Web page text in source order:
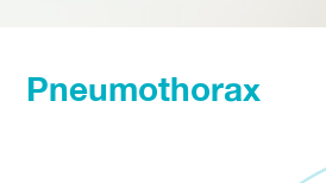
Pneumothorax